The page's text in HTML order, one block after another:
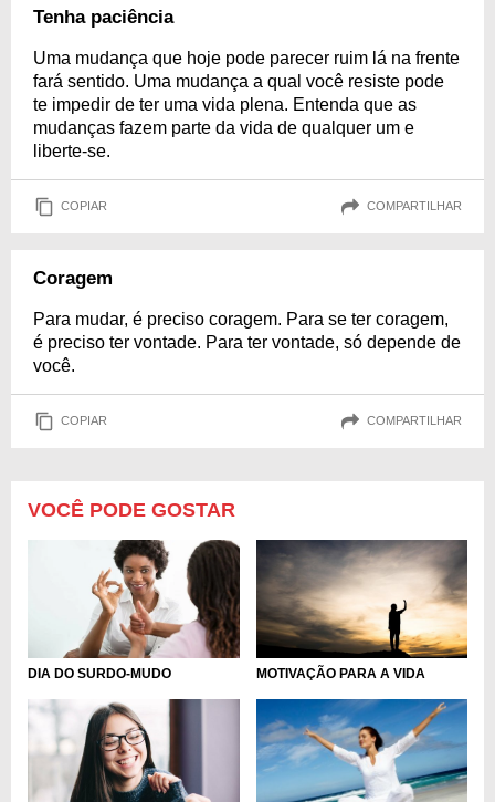
Tenha paciência
Uma mudança que hoje pode parecer ruim lá na frente
fará sentido. Uma mudança a qual você resiste pode
te impedir de ter uma vida plena. Entenda que as
mudanças fazem parte da vida de qualquer um e
liberte-se.
COPIAR COMPARTILHAR
Coragem
Para mudar, é preciso coragem. Para se ter coragem,
é preciso ter vontade. Para ter vontade, só depende de
você.
COPIAR COMPARTILHAR
VOCÊ PODE GOSTAR
DIA DO SURDO-MUDO MOTIVAÇÃO PARA A VIDA